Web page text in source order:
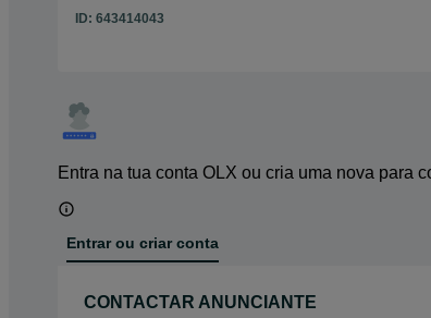
ID: 643414043
Entra na tua conta OLX ou cria uma nova para
Entrar ou criar conta
CONTACTAR ANUNCIANTE